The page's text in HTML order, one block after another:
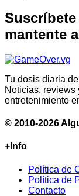
mantente
Tu dosis diaria
Noticias, reviews
entretenimiento
© 2010-2026
+Info
Política de
Política de
Contacto